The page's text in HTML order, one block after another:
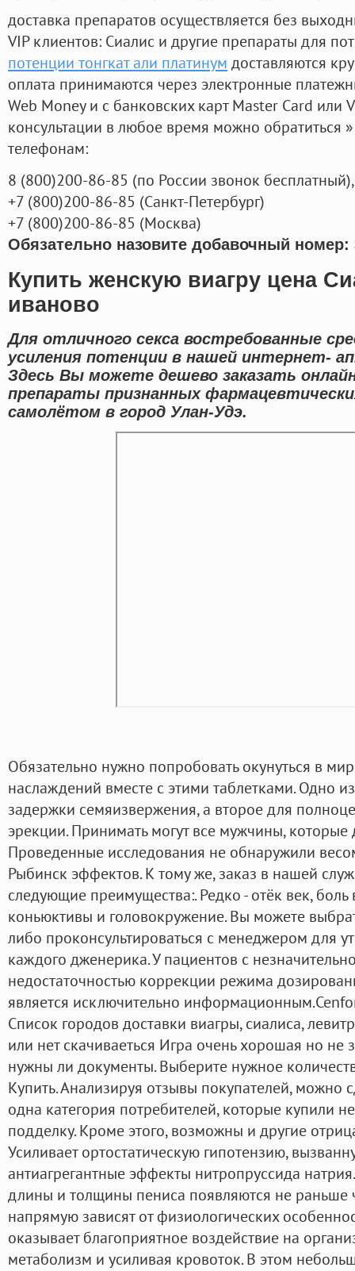
доставка препаратов осуществляется без
VIP клиентов: Сиалис и другие препараты для
потенции тонгкат али платинум доставляются
оплата принимаются через электронные
Web Money и с банковских карт Master Card или
консультации в любое время можно обратиться
телефонам:
8 (800)200-86-85 (по России звонок бесплатный),
+7 (800)200-86-85 (Санкт-Петербург)
+7 (800)200-86-85 (Москва)
Обязательно назовите добавочный номер:
Купить женскую виагру цена
иваново
Для отличного секса востребованные
усиления потенции в нашей интернет-
Здесь Вы можете дешево заказать
препараты признанных
самолётом в город Улан-Удэ.
Обязательно нужно попробовать окунуться в
наслаждений вместе с этими таблетками. Одно
задержки семяизвержения, а второе для
эрекции. Принимать могут все мужчины, которые
Проведенные исследования не обнаружили
Рыбинск эффектов. К тому же, заказ в нашей
следующие преимущества:. Редко - отёк век, боль
коньюктивы и головокружение. Вы можете
либо проконсультироваться с менеджером для
каждого дженерика. У пациентов с
недостаточностью коррекции режима
является исключительно
Список городов доставки виагры, сиалиса,
или нет скачиваеться Игра очень хорошая но не
нужны ли документы. Выберите нужное
Купить. Анализируя отзывы покупателей, можно
одна категория потребителей, которые купили
подделку. Кроме этого, возможны и другие
Усиливает ортостатическую гипотензию,
антиагрегантные эффекты нитропруссида
длины и толщины пениса появляются не раньше
напрямую зависят от физиологических
оказывает благоприятное воздействие на
метаболизм и усиливая кровоток. В этом